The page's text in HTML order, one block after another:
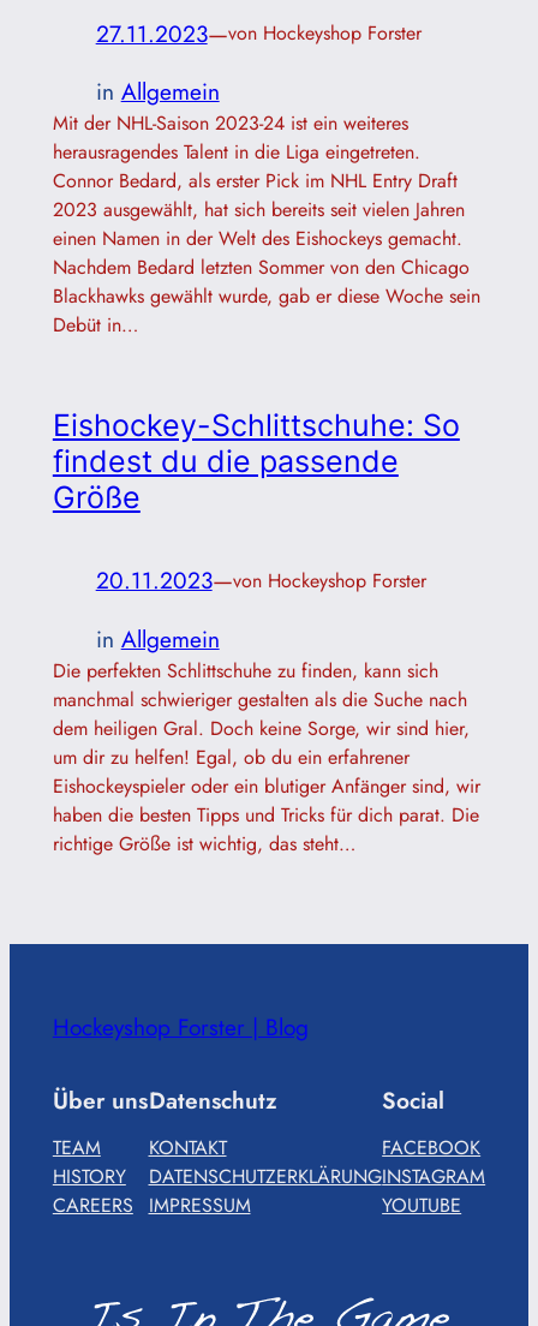
27.11.2023—von Hockeyshop Forster
in Allgemein
Mit der NHL-Saison 2023-24 ist ein weiteres
herausragendes Talent in die Liga eingetreten.
Connor Bedard, als erster Pick im NHL Entry Draft
2023 ausgewählt, hat sich bereits seit vielen Jahren
einen Namen in der Welt des Eishockeys gemacht.
Nachdem Bedard letzten Sommer von den Chicago
Blackhawks gewählt wurde, gab er diese Woche sein
Debüt in…
Eishockey-Schlittschuhe: So
findest du die passende
Größe
20.11.2023—von Hockeyshop Forster
in Allgemein
Die perfekten Schlittschuhe zu finden, kann sich
manchmal schwieriger gestalten als die Suche nach
dem heiligen Gral. Doch keine Sorge, wir sind hier,
um dir zu helfen! Egal, ob du ein erfahrener
Eishockeyspieler oder ein blutiger Anfänger sind, wir
haben die besten Tipps und Tricks für dich parat. Die
richtige Größe ist wichtig, das steht…
Hockeyshop Forster | Blog
Über uns
TEAM
HISTORY
CAREERS
Datenschutz
KONTAKT
DATENSCHUTZERKLÄRUNG
IMPRESSUM
Social
FACEBOOK
INSTAGRAM
YOUTUBE